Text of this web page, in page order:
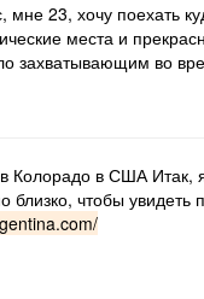
23, хочу поехать
места и
захватывающим во
Колорадо в США Итак,
чтобы увидеть